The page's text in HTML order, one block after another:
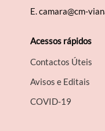
E.camara@cm-
Acessos rápidos
Contactos Úteis
Avisos e Editais
COVID-19